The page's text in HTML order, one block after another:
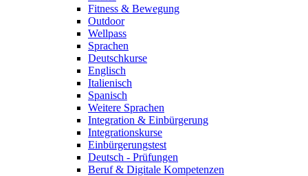
Fitness & Bewegung
Outdoor
Wellpass
Sprachen
Deutschkurse
Englisch
Italienisch
Spanisch
Weitere Sprachen
Integration & Einbürgerung
Integrationskurse
Einbürgerungstest
Deutsch - Prüfungen
Beruf & Digitale Kompetenzen